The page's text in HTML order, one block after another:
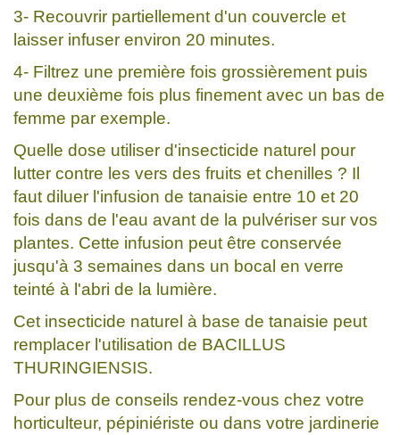
3- Recouvrir partiellement d'un couvercle et
laisser infuser environ 20 minutes.
4- Filtrez une première fois grossièrement puis
une deuxième fois plus finement avec un bas de
femme par exemple.
Quelle dose utiliser d'insecticide naturel pour
lutter contre les vers des fruits et chenilles ? Il
faut diluer l'infusion de tanaisie entre 10 et 20
fois dans de l'eau avant de la pulvériser sur vos
plantes. Cette infusion peut être conservée
jusqu'à 3 semaines dans un bocal en verre
teinté à l'abri de la lumière.
Cet insecticide naturel à base de tanaisie peut
remplacer l'utilisation de BACILLUS
THURINGIENSIS.
Pour plus de conseils rendez-vous chez votre
horticulteur, pépiniériste ou dans votre jardinerie